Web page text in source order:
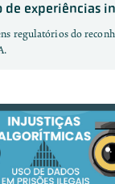
de experiências
regulatórios do